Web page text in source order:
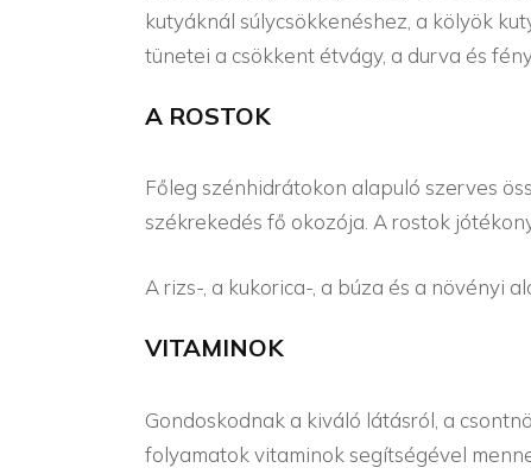
kutyáknál súlycsökkenéshez, a kölyök
tünetei a csökkent étvágy, a durva és
A ROSTOK
Főleg szénhidrátokon alapuló szerves
székrekedés fő okozója. A rostok
A rizs-, a kukorica-, a búza és a növényi
VITAMINOK
Gondoskodnak a kiváló látásról, a
folyamatok vitaminok segítségével